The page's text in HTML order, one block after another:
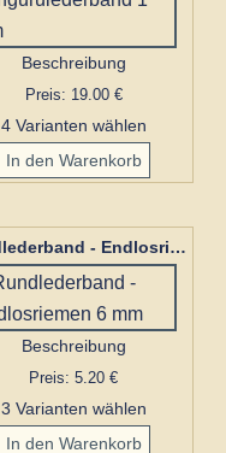
Beschreibung
Preis: 19.00 €
4 Varianten wählen
Rundlederband - Endlosriemen 6 mm
Beschreibung
Preis: 5.20 €
3 Varianten wählen